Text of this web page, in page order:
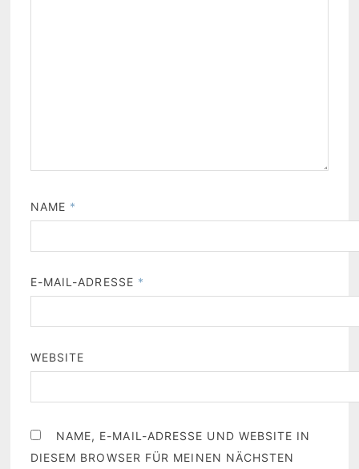
NAME *
E-MAIL-ADRESSE *
WEBSITE
NAME, E-MAIL-ADRESSE UND WEBSITE IN
DIESEM BROWSER FÜR MEINEN NÄCHSTEN